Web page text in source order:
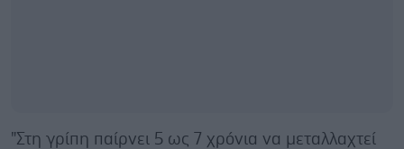
"Στη γρίπη παίρνει 5 ως 7 χρόνια να μεταλλαχτεί